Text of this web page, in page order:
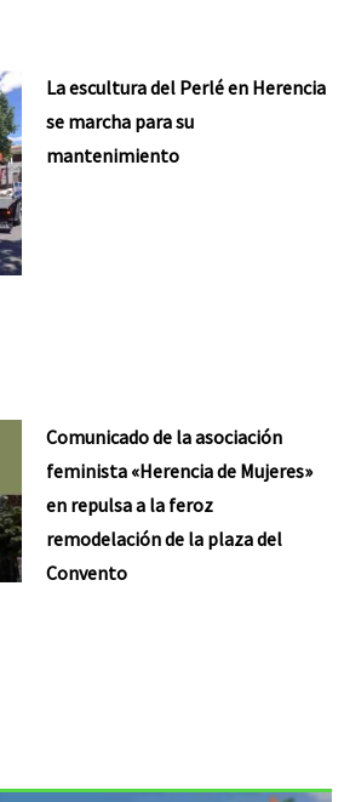
La escultura del Perlé en Herencia
se marcha para su
mantenimiento
Comunicado de la asociación
feminista «Herencia de Mujeres»
en repulsa a la feroz
remodelación de la plaza del
Convento